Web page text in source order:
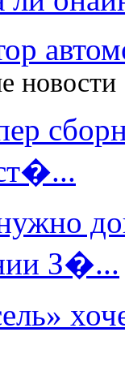
новости
З�...